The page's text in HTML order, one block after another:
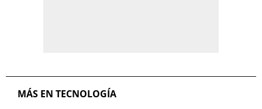
MÁS EN TECNOLOGÍA